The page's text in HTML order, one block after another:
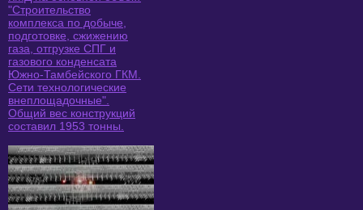
"Строительство
комплекса по добыче,
подготовке, сжижению
газа, отгрузке СПГ и
газового конденсата
Южно-Тамбейского ГКМ.
Сети технологические
внеплощадочные".
Общий вес конструкций
составил 1953 тонны.